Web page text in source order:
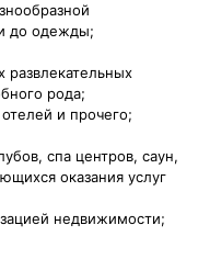
до одежды;
развлекательных
рода;
и прочего;
спа центров, саун,
оказания услуг
недвижимости;